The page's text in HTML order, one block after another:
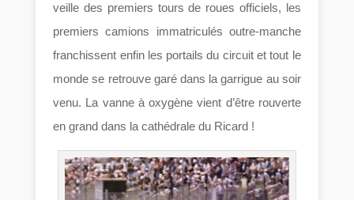
veille des premiers tours de roues officiels, les
premiers camions immatriculés outre-manche
franchissent enfin les portails du circuit et tout le
monde se retrouve garé dans la garrigue au soir
venu. La vanne à oxygène vient d’être rouverte
en grand dans la cathédrale du Ricard !